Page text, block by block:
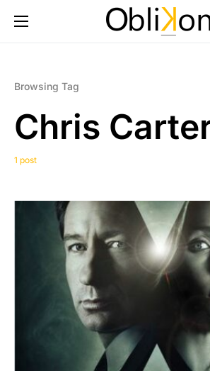
Browsing Tag
Chris
1 post